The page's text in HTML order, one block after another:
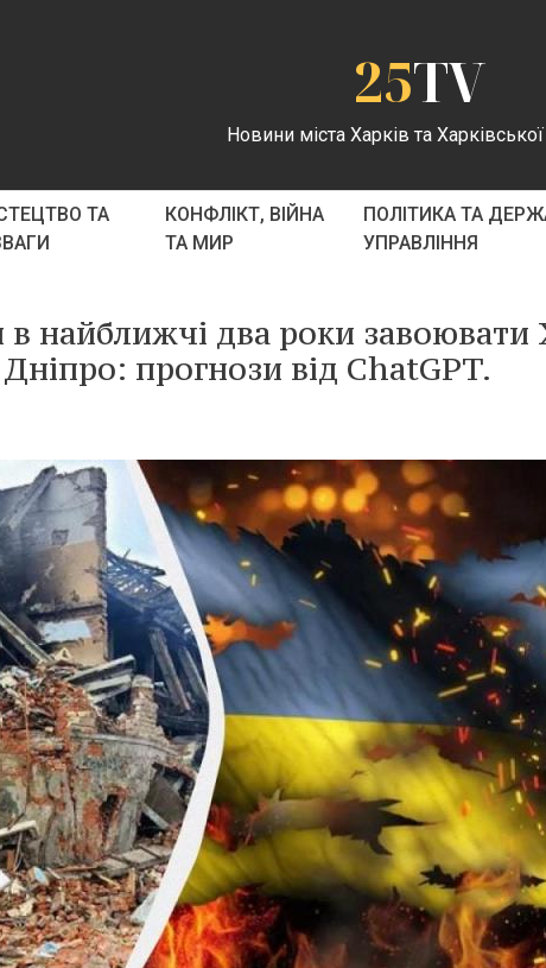
25TV
Новини міста Харків та Харківської
ТА
КОНФЛІКТ, ВІЙНА
ТА МИР
ПОЛІТИКА ТА
УПРАВЛІННЯ
найближчі два роки завоювати
прогнози від ChatGPT.